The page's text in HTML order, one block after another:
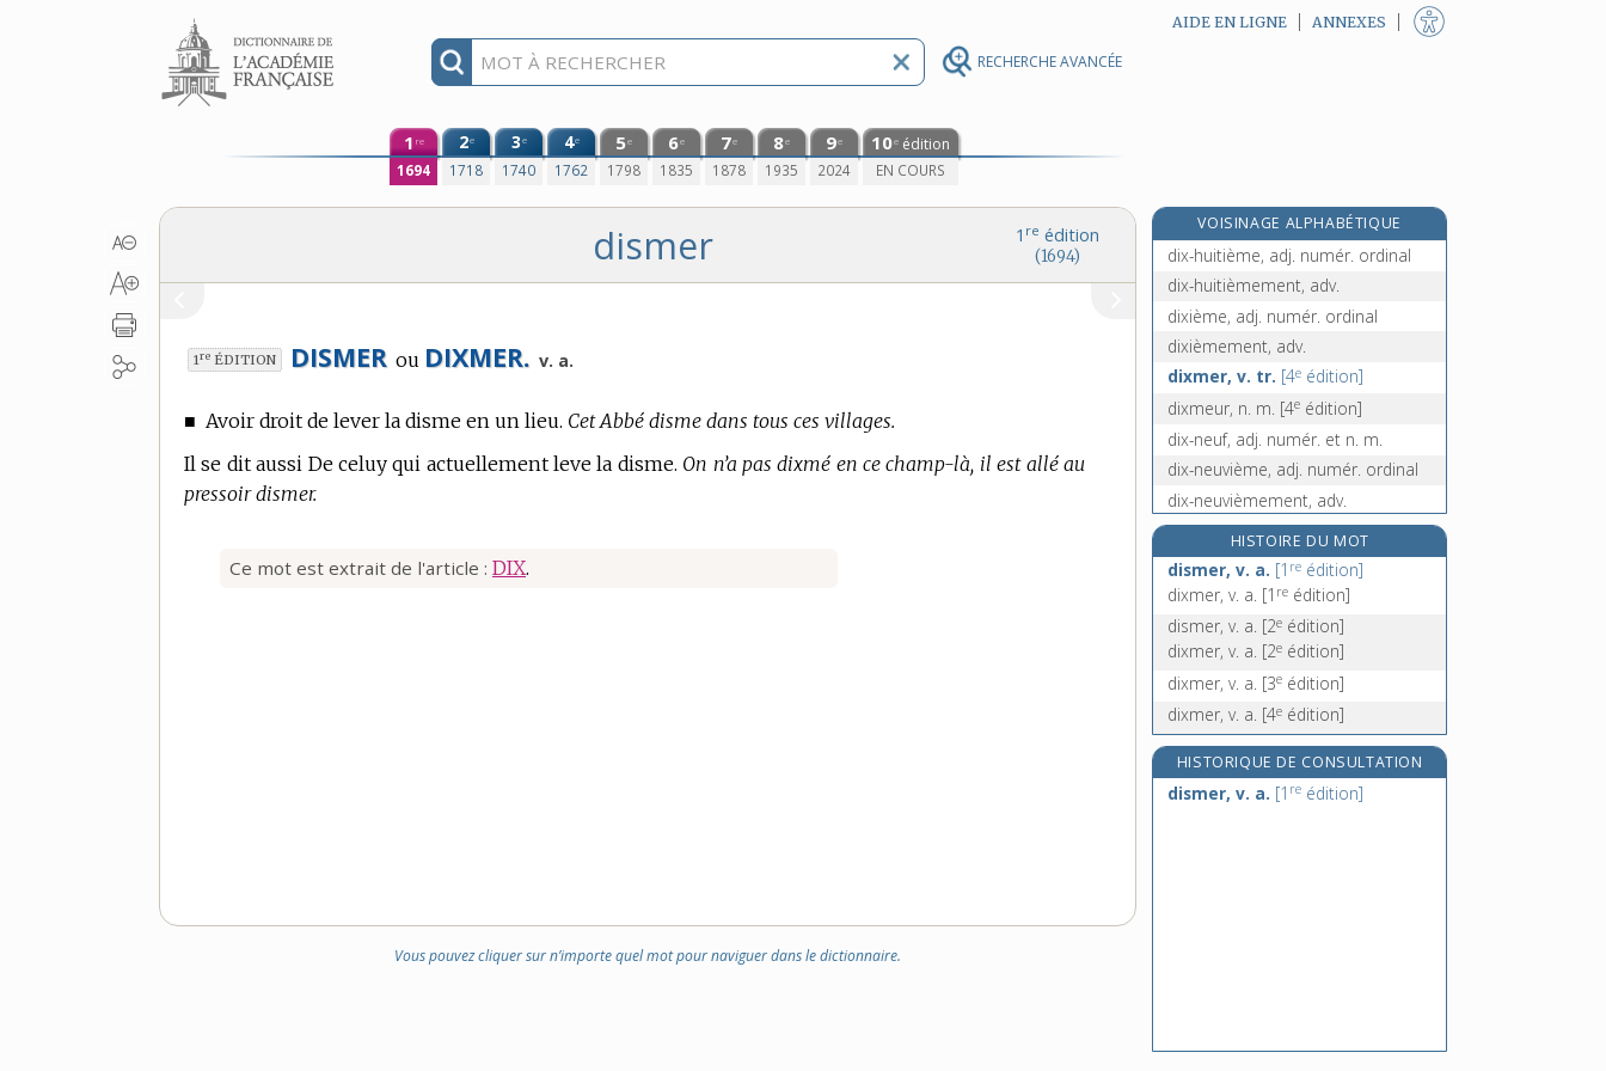
RECHERCHE AVANCÉE
Aller au contenu AIDE EN LIGNE ANNEXES
1 re
1694
2e
1718
3e
1740
4e
1762
5e
1798
6e
1835
7e
1878
8e
1935
9e
2024
10e édition
EN COURS
1 re édition
(1694)
dismer
1re ÉDITION DISMER ou DIXMER. v. a.
■ Avoir droit de lever la disme en un lieu. Cet Abbé disme dans tous ces villages.
Il se dit aussi De celuy qui actuellement leve la disme. On n’a pas dixmé en ce champ-là, il est allé au
pressoir dismer.
Ce mot est extrait de l'article : DIX.
Vous pouvez cliquer sur n’importe quel mot pour naviguer dans le dictionnaire.
VOISINAGE ALPHABÉTIQUE
dix-huit, adj. numér. et n. m.
dix-huitième, adj. numér. ordinal
dix-huitièmement, adv.
dixième, adj. numér. ordinal
dixièmement, adv.
dixmer, v. tr. [4e édition]
dixmeur, n. m. [4e édition]
dix-neuf, adj. numér. et n. m.
dix-neuvième, adj. numér. ordinal
dix-neuvièmement, adv.
dix-sept, adj. numér. et n. m.
dix-septième, adj. numér. ordinal
dix-septièmement, adv.
dizain, n. m.
dizaine, n. f.
HISTOIRE DU MOT
dismer, v. a. [1 re édition]
dixmer, v. a. [1 re édition]
dismer, v. a. [2e édition]
dixmer, v. a. [2e édition]
dixmer, v. a. [3e édition]
dixmer, v. a. [4e édition]
HISTORIQUE DE CONSULTATION
dismer, v. a. [1 re édition]